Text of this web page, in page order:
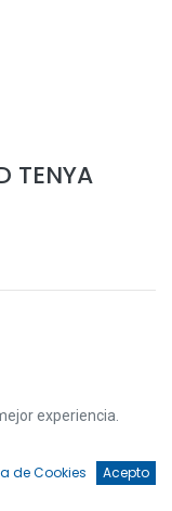
TENYA
experiencia.
de Cookies Acepto